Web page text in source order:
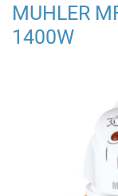
MUHLER
1400W